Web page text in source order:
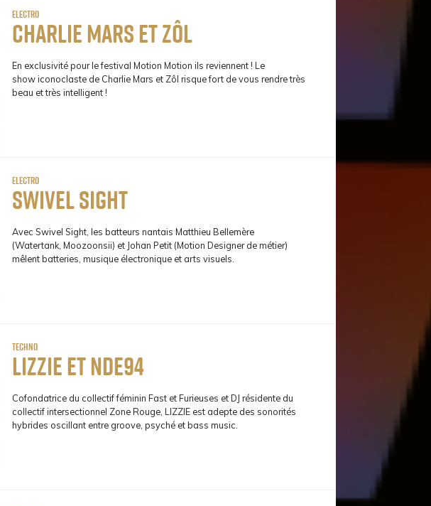
Electro
Charlie Mars et Zôl
En exclusivité pour le festival Motion Motion ils reviennent ! Le
show iconoclaste de Charlie Mars et Zôl risque fort de vous rendre très
beau et très intelligent !
Electro
Swivel Sight
Avec Swivel Sight, les batteurs nantais Matthieu Bellemère
(Watertank, Moozoonsii) et Johan Petit (Motion Designer de métier)
mêlent batteries, musique électronique et arts visuels.
Techno
Lizzie et NDE94
Cofondatrice du collectif féminin Fast et Furieuses et DJ résidente du
collectif intersectionnel Zone Rouge, LIZZIE est adepte des sonorités
hybrides oscillant entre groove, psyché et bass music.